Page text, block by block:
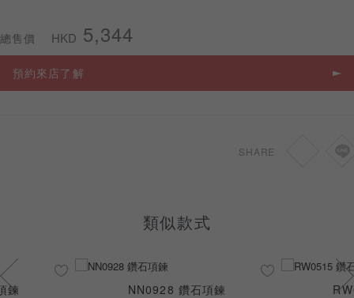
總售價 HKD 5,344
預約來店了解
SHARE
類似款式
鍊 NN0928 鑽石項鍊